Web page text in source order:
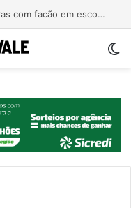
Homem é preso com revólver de numeração raspada em Teutônia